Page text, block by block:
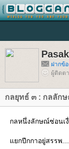
Pasak
ฝากข้
ผู้ติดต
กลยุทธ์ ๓ : กลลัก
กลหนึ่งลักษณ์ซ่อนเ
กปีกกาอยู่สรรพ